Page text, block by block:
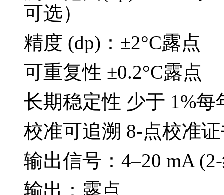
可选）
精度 (dp)：±2°C露点
可重复性 ±0.2°C露点
长期稳定性 少于 1%
校准可追溯 8-点校准
输出信号：4–20 mA
输出：露点